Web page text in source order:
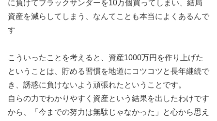
に負けてブラックサンダーを10万個買ってしまい、結局
資産を減らしてしまう、なんてことも本当によくあるんで
す
こういったことを考えると、資産1000万円を作り上げた
ということは、貯める習慣を地道にコツコツと長年継続で
き、誘惑に負けないよう頑張れたということです。
自らの力でわかりやすく資産という結果を出したわけです
から、「今までの努力は無駄じゃなかった」と心から思え